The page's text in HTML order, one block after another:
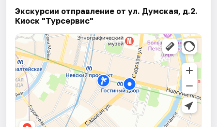
Экскурсии отправление от ул. Думская, д.2.
Киоск "Турсервис"